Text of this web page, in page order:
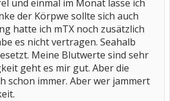
und einmal im Monat lasse ich
der Körpwe sollte sich auch
hatte ich mTX noch zusätzlich
es nicht vertragen. Seahalb
Meine Blutwerte sind sehr
geht es mir gut. Aber die
schon immer. Aber wer jammert